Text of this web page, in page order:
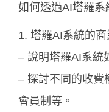
如何透過AI塔羅系
1. 塔羅AI系統的
– 說明塔羅AI系統
– 探討不同的收費
會員制等。